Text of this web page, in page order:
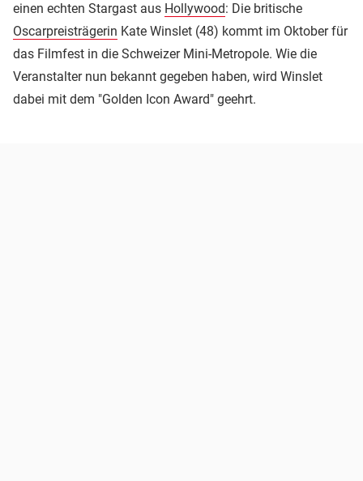
einen echten Stargast aus Hollywood: Die britische
Oscarpreisträgerin Kate Winslet (48) kommt im Oktober für
das Filmfest in die Schweizer Mini-Metropole. Wie die
Veranstalter nun bekannt gegeben haben, wird Winslet
dabei mit dem "Golden Icon Award" geehrt.